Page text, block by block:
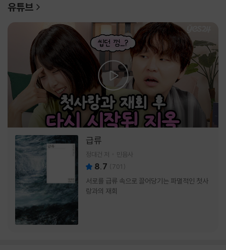
유튜브
급류
정대건 저 민음사
8.7 (701 )
서로를 급류 속으로 끌어당기는 파멸적인 첫사
랑과의 재회